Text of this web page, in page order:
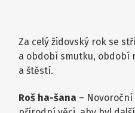
Za celý židovský rok se
a období smutku, období
a štěstí.
Roš ha-šana –